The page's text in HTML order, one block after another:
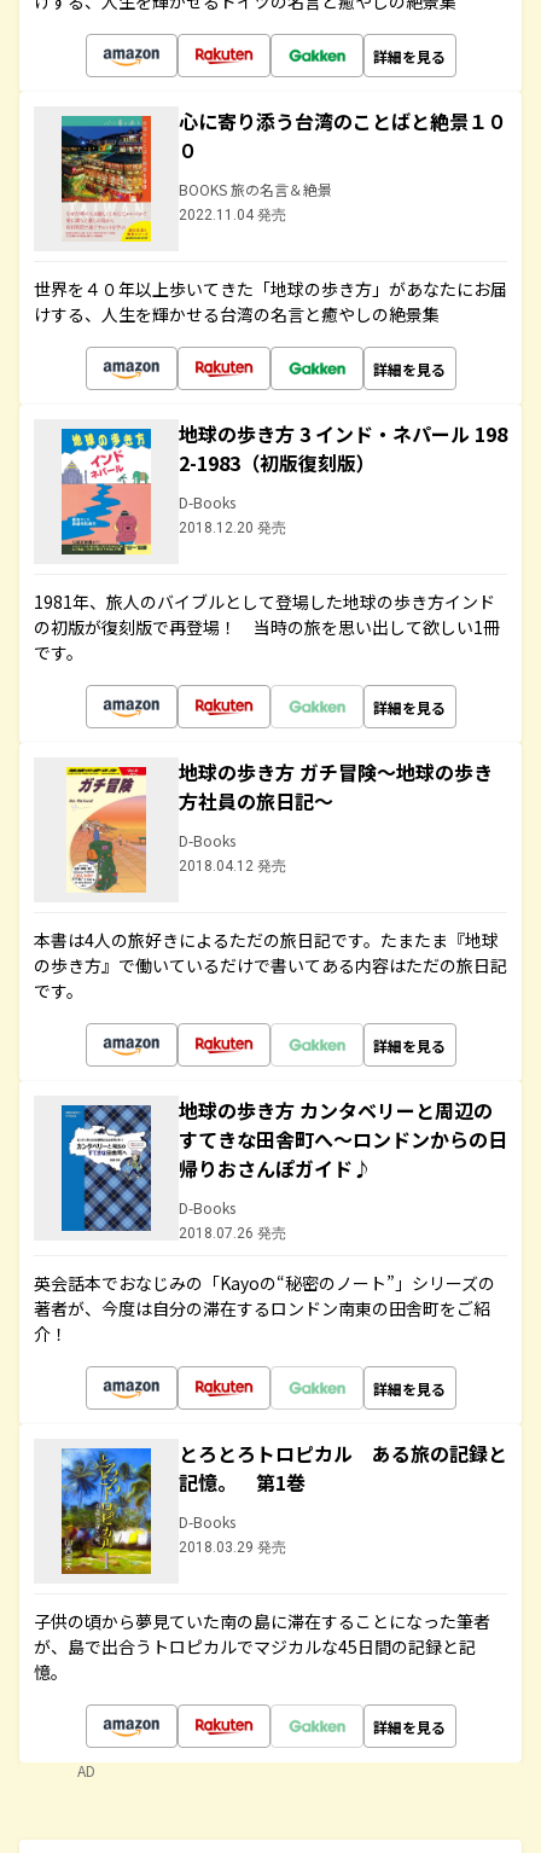
詳細を見る
心に寄り添う台湾のことばと絶景１０
０
BOOKS 旅の名言＆絶景
2022.11.04 発売
世界を４０年以上歩いてきた「地球の歩き方」があなたにお届
けする、人生を輝かせる台湾の名言と癒やしの絶景集
詳細を見る
地球の歩き方 3 インド・ネパール 198
2-1983（初版復刻版）
D-Books
2018.12.20 発売
1981年、旅人のバイブルとして登場した地球の歩き方インド
の初版が復刻版で再登場！ 当時の旅を思い出して欲しい1冊
です。
詳細を見る
地球の歩き方 ガチ冒険～地球の歩き
方社員の旅日記～
D-Books
2018.04.12 発売
本書は4人の旅好きによるただの旅日記です。たまたま『地球
の歩き方』で働いているだけで書いてある内容はただの旅日記
です。
詳細を見る
地球の歩き方 カンタベリーと周辺の
すてきな田舎町へ～ロンドンからの日
帰りおさんぽガイド♪
D-Books
2018.07.26 発売
英会話本でおなじみの「Kayoの“秘密のノート”」シリーズの
著者が、今度は自分の滞在するロンドン南東の田舎町をご紹
介！
詳細を見る
とろとろトロピカル ある旅の記録と
記憶。 第1巻
D-Books
2018.03.29 発売
子供の頃から夢見ていた南の島に滞在することになった筆者
が、島で出合うトロピカルでマジカルな45日間の記録と記
憶。
詳細を見る
AD